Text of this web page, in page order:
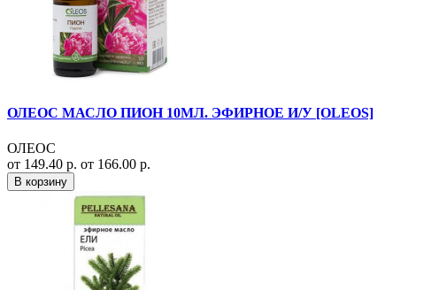
ОЛЕОС МАСЛО ПИОН 10МЛ. ЭФИРНОЕ И/У [OLEOS]
ОЛЕОС
от 149.40 р. от 166.00 р.
В корзину